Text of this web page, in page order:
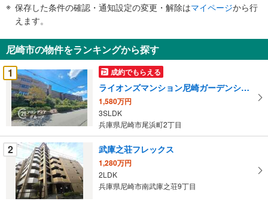
知
を
受
け
取
る
・
件
を
保存した条件の確認・通知設定の変更・解除はマイページから行
えます。
尼崎市の物件をランキングから探す
1
成約でもらえる
ライオンズマンション尼崎ガーデンシティ
1,580万円
3SLDK
兵庫県尼崎市尾浜町2丁目
2 武庫之荘フレックス
1,280万円
2LDK
兵庫県尼崎市南武庫之荘9丁目